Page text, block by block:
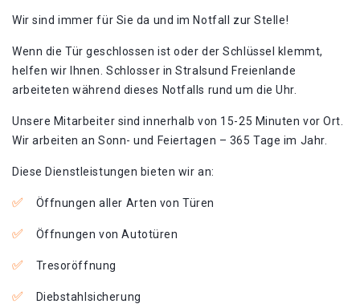
Wir sind immer für Sie da und im Notfall zur Stelle!
Wenn die Tür geschlossen ist oder der Schlüssel klemmt,
helfen wir Ihnen. Schlosser in Stralsund Freienlande
arbeiteten während dieses Notfalls rund um die Uhr.
Unsere Mitarbeiter sind innerhalb von 15-25 Minuten vor Ort.
Wir arbeiten an Sonn- und Feiertagen – 365 Tage im Jahr.
Diese Dienstleistungen bieten wir an:
Öffnungen aller Arten von Türen
Öffnungen von Autotüren
Tresoröffnung
Diebstahlsicherung